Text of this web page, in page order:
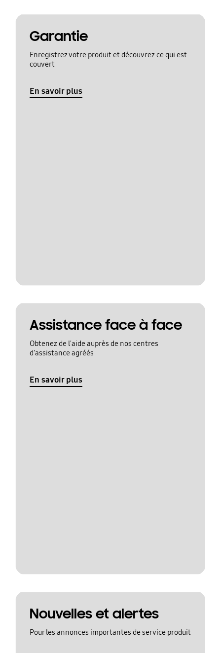
Garantie
Enregistrez votre produit et découvrez ce qui est
couvert
En savoir plus
Assistance face à face
Obtenez de l'aide auprès de nos centres
d'assistance agréés
En savoir plus
Nouvelles et alertes
Pour les annonces importantes de service produit